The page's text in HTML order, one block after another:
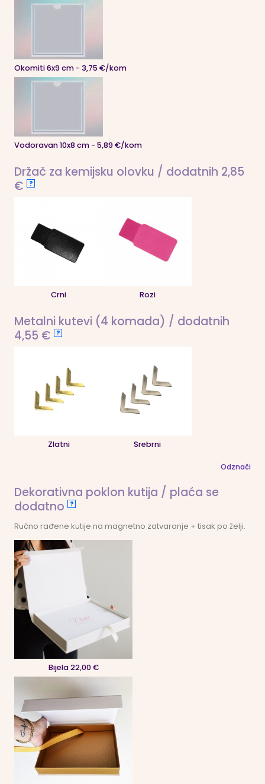
Okomiti 6x9 cm - 3,75 €/kom
Vodoravan 10x8 cm - 5,89 €/kom
Držač za kemijsku olovku / dodatnih 2,85
€
?
Crni Rozi
Metalni kutevi (4 komada) / dodatnih
4,55 €
?
Zlatni Srebrni
Odznači
Dekorativna poklon kutija / plaća se
dodatno
?
Ručno rađene kutije na magnetno zatvaranje + tisak po želji.
Bijela 22,00 €